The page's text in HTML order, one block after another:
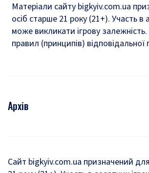
Матеріали сайту bigkyiv.com.ua
осіб старше 21 року (21+). Участь в
може викликати ігрову
правил (принципів) відповідальної
Архів
Сайт bigkyiv.com.ua призначений для